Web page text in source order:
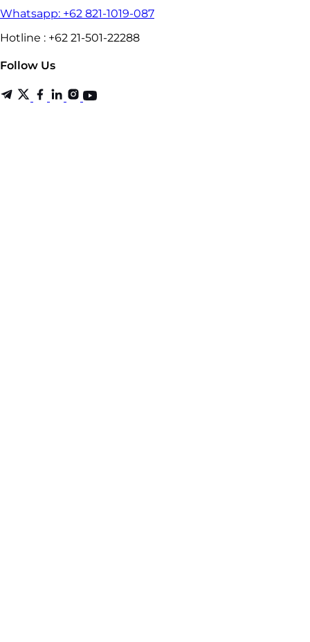
Whatsapp: +62 821-1019-087
Hotline : +62 21-501-22288
Follow Us